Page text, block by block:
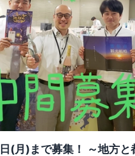
(月)まで募集！ ～地方